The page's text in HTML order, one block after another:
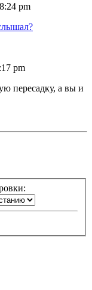
pm
pm
пересадку, а вы и